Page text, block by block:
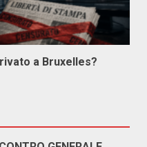
a Bruxelles?